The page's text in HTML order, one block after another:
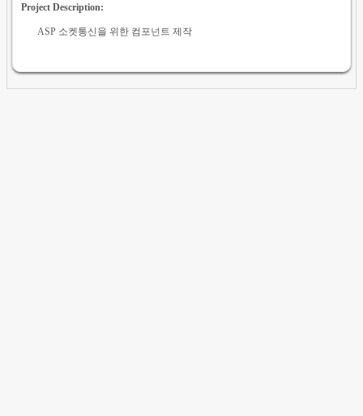
Project Description:
ASP 소켓통신을 위한 컴포넌트 제작